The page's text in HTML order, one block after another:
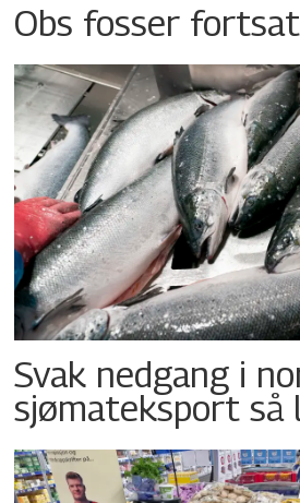
Obs fosser
Svak nedgang i
sjømateksport så